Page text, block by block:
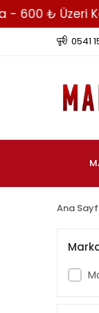
₺ Üzeri Kargo
0541
Ana